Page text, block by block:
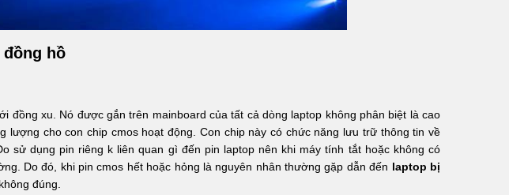
hồ
đồng xu. Nó được gắn trên mainboard của tất cả dòng laptop không phân biệt là cao
lượng cho con chip cmos hoạt động. Con chip này có chức năng lưu trữ thông tin về
sử dụng pin riêng k liên quan gì đến pin laptop nên khi máy tính tắt hoặc không có
Do đó, khi pin cmos hết hoặc hỏng là nguyên nhân thường gặp dẫn đến laptop bị
đúng.